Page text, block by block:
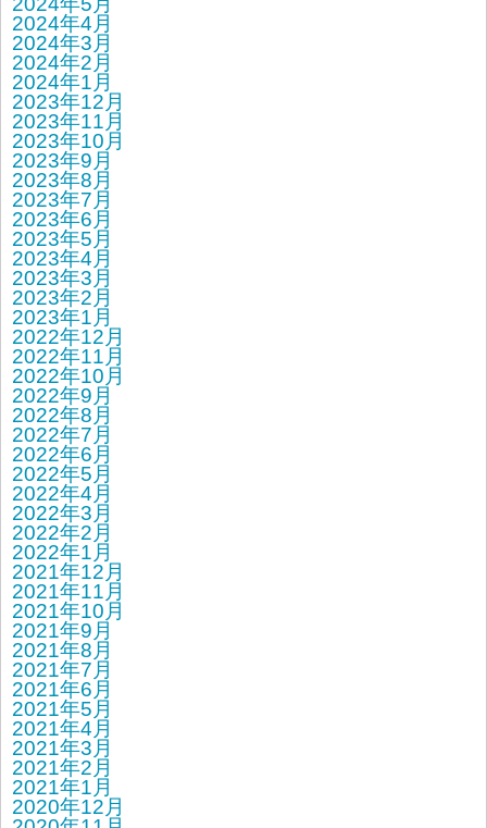
2024年4月
2024年3月
2024年2月
2024年1月
2023年12月
2023年11月
2023年10月
2023年9月
2023年8月
2023年7月
2023年6月
2023年5月
2023年4月
2023年3月
2023年2月
2023年1月
2022年12月
2022年11月
2022年10月
2022年9月
2022年8月
2022年7月
2022年6月
2022年5月
2022年4月
2022年3月
2022年2月
2022年1月
2021年12月
2021年11月
2021年10月
2021年9月
2021年8月
2021年7月
2021年6月
2021年5月
2021年4月
2021年3月
2021年2月
2021年1月
2020年12月